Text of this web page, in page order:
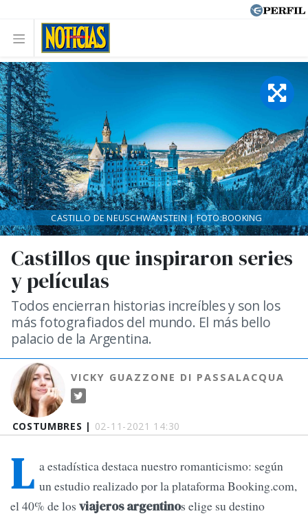
COSTUMBRES | 02-11-2021 14:30
Castillos que inspiraron series
y películas
Todos encierran historias increíbles y son los
más fotografiados del mundo. El más bello
palacio de la Argentina.
VICKY GUAZZONE DI PASSALACQUA
CASTILLO DE NEUSCHWANSTEIN | FOTO:BOOKING
L a estadística destaca nuestro romanticismo: según
un estudio realizado por la plataforma Booking.com,
el 40% de los viajeros argentinos elige su destino